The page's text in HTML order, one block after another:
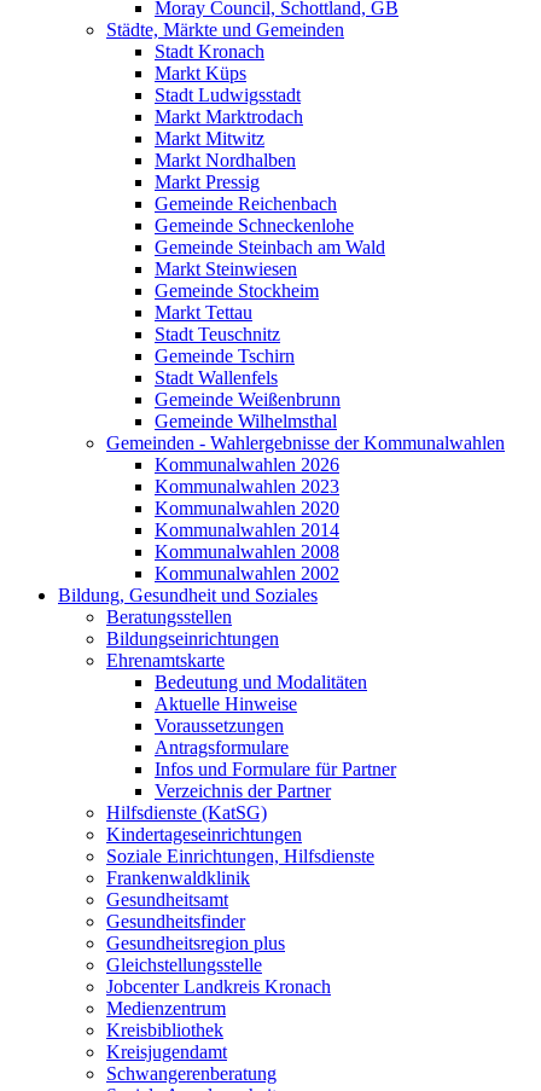
Moray Council, Schottland, GB
Städte, Märkte und Gemeinden
Stadt Kronach
Markt Küps
Stadt Ludwigsstadt
Markt Marktrodach
Markt Mitwitz
Markt Nordhalben
Markt Pressig
Gemeinde Reichenbach
Gemeinde Schneckenlohe
Gemeinde Steinbach am Wald
Markt Steinwiesen
Gemeinde Stockheim
Markt Tettau
Stadt Teuschnitz
Gemeinde Tschirn
Stadt Wallenfels
Gemeinde Weißenbrunn
Gemeinde Wilhelmsthal
Gemeinden - Wahlergebnisse der Kommunalwahlen
Kommunalwahlen 2026
Kommunalwahlen 2023
Kommunalwahlen 2020
Kommunalwahlen 2014
Kommunalwahlen 2008
Kommunalwahlen 2002
Bildung, Gesundheit und Soziales
Beratungsstellen
Bildungseinrichtungen
Ehrenamtskarte
Bedeutung und Modalitäten
Aktuelle Hinweise
Voraussetzungen
Antragsformulare
Infos und Formulare für Partner
Verzeichnis der Partner
Hilfsdienste (KatSG)
Kindertageseinrichtungen
Soziale Einrichtungen, Hilfsdienste
Frankenwaldklinik
Gesundheitsamt
Gesundheitsfinder
Gesundheitsregion plus
Gleichstellungsstelle
Jobcenter Landkreis Kronach
Medienzentrum
Kreisbibliothek
Kreisjugendamt
Schwangerenberatung